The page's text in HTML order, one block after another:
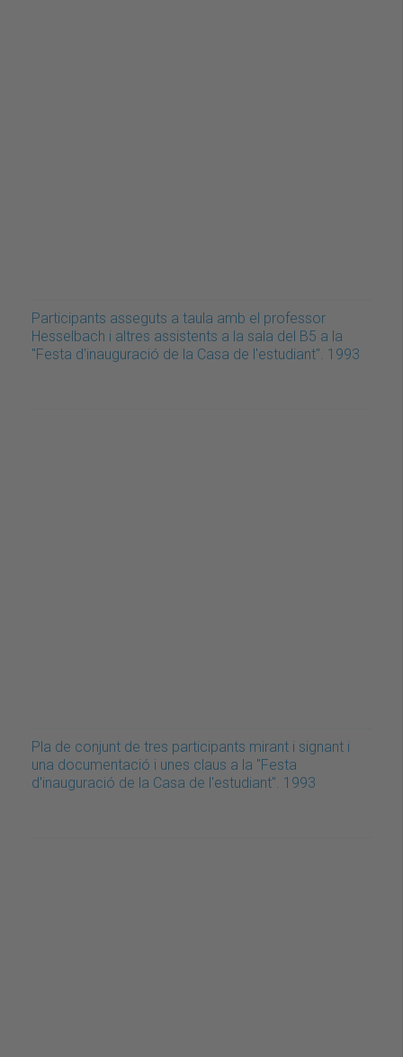
Participants asseguts a taula amb el professor
Hesselbach i altres assistents a la sala del B5 a la
"Festa d'inauguració de la Casa de l'estudiant". 1993
Pla de conjunt de tres participants mirant i signant i
una documentació i unes claus a la "Festa
d'inauguració de la Casa de l'estudiant". 1993